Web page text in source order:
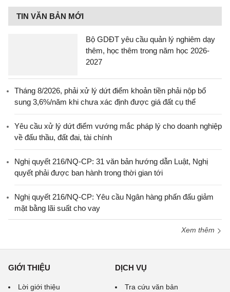
TIN VĂN BẢN MỚI
Bộ GDĐT yêu cầu quản lý nghiêm dạy
thêm, học thêm trong năm học 2026-
2027
Tháng 8/2026, phải xử lý dứt điểm khoản tiền phải nộp bổ
sung 3,6%/năm khi chưa xác định được giá đất cụ thể
Yêu cầu xử lý dứt điểm vướng mắc pháp lý cho doanh nghiệp
về đấu thầu, đất đai, tài chính
Nghị quyết 216/NQ-CP: 31 văn bản hướng dẫn Luật, Nghị
quyết phải được ban hành trong thời gian tới
Nghị quyết 216/NQ-CP: Yêu cầu Ngân hàng phấn đấu giảm
mặt bằng lãi suất cho vay
Xem thêm
GIỚI THIỆU
Lời giới thiệu
DỊCH VỤ
Tra cứu văn bản